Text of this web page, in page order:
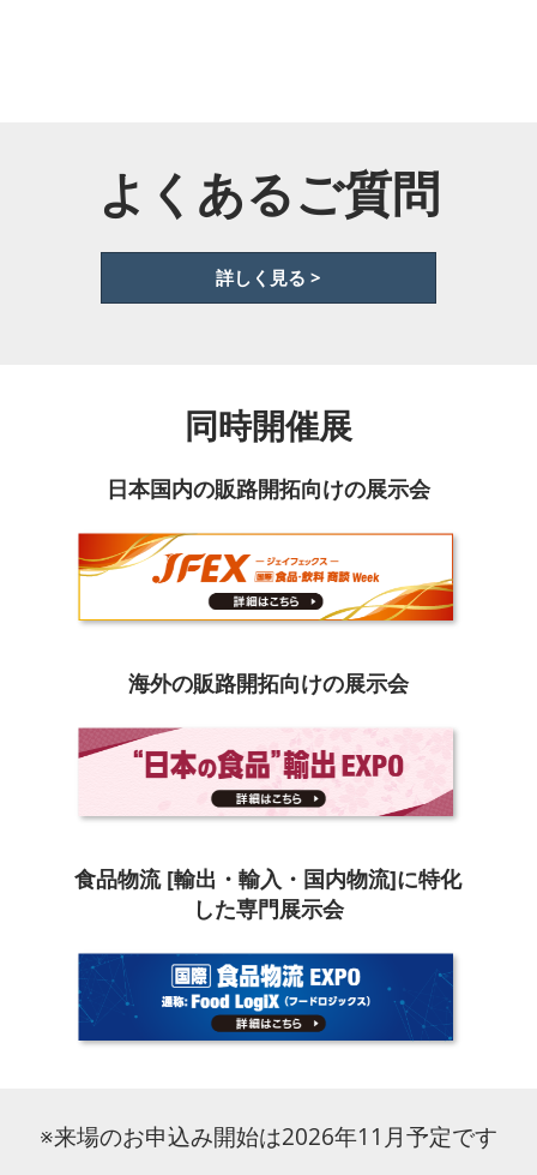
よくあるご質問
詳しく見る >
同時開催展
日本国内の販路開拓向けの展示会
海外の販路開拓向けの展示会
食品物流 [輸出・輸入・国内物流]に特化
した専門展示会
※来場のお申込み開始は2026年11月予定です